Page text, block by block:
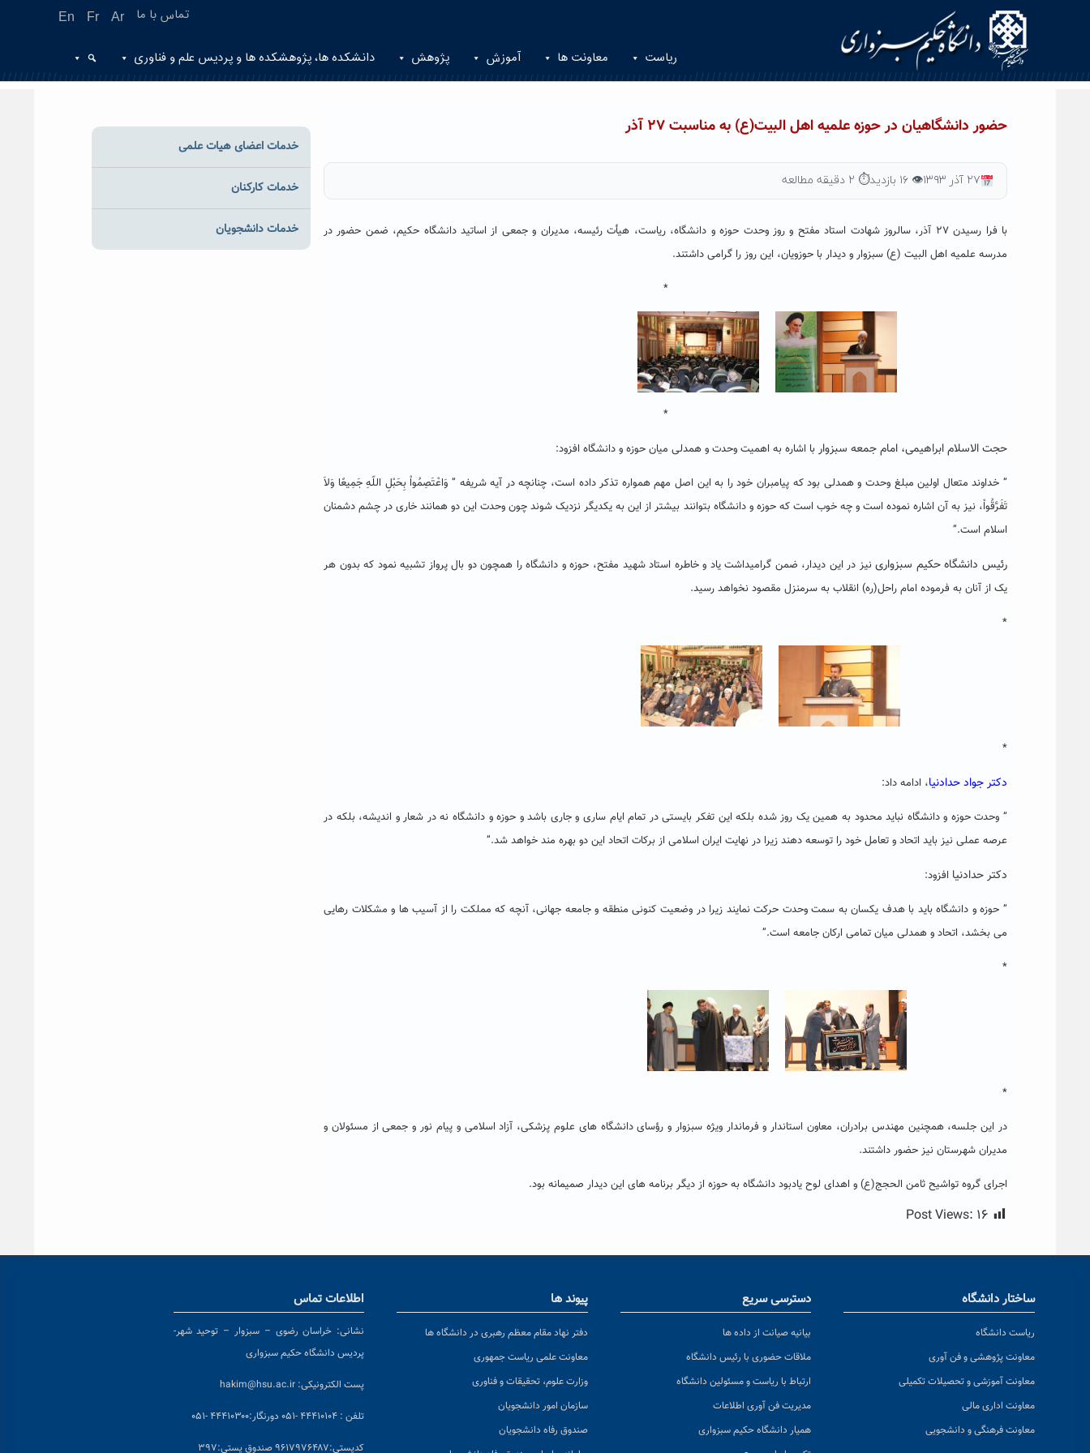
En Fr Ar تماس با ما
ریاست معاونت ها آموزش پژوهش دانشکده ها، پژوهشکده ها و پردیس علم و فناوری
حضور دانشگاهیان در حوزه علمیه اهل البیت(ع) به مناسبت ۲۷ آذر
۲۷ آذر ۱۳۹۳ 👁 ۱۶ بازدید ⏱ ۲ دقیقه مطالعه
با فرا رسیدن ۲۷ آذر، سالروز شهادت استاد مفتح و روز وحدت حوزه و دانشگاه، ریاست، هیأت رئیسه، مدیران و جمعی از اساتید دانشگاه حکیم، ضمن حضور در
مدرسه علمیه اهل البیت (ع) سبزوار و دیدار با حوزویان، این روز را گرامی داشتند.
*
*
حجت الاسلام ابراهیمی، امام جمعه سبزوار با اشاره به اهمیت وحدت و همدلی میان حوزه و دانشگاه افزود:
” خداوند متعال اولین مبلغ وحدت و همدلی بود که پیامبران خود را به این اصل مهم همواره تذکر داده است، چنانچه در آیه شریفه ” وَاعْتَصِمُواْ بِحَبْلِ اللّهِ جَمِیعًا وَلاَ
تَفَرَّقُواْ، نیز به آن اشاره نموده است و چه خوب است که حوزه و دانشگاه بتوانند بیشتر از این به یکدیگر نزدیک شوند چون وحدت این دو همانند خاری در چشم دشمنان
اسلام است.”
رئیس دانشگاه حکیم سبزوارینیز در این دیدار، ضمن گرامیداشت یاد و خاطره استاد شهید مفتح، حوزه و دانشگاه را همچون دو بال پرواز تشبیه نمود که بدون هر
یک از آنان به فرموده امام راحل(ره) انقلاب به سرمنزل مقصود نخواهد رسید.
*
*
دکتر جواد حدادنیا، ادامه داد:
” وحدت حوزه و دانشگاه نباید محدود به همین یک روز شده بلکه این تفکر بایستی در تمام ایام ساری و جاری باشد و حوزه و دانشگاه نه در شعار و اندیشه، بلکه در
عرصه عملی نیز باید اتحاد و تعامل خود را توسعه دهند زیرا در نهایت ایران اسلامی از برکات اتحاد این دو بهره مند خواهد شد.”
دکتر حدادنیا افزود:
” حوزه و دانشگاه باید با هدف یکسان به سمت وحدت حرکت نمایند زیرا در وضعیت کنونی منطقه و جامعه جهانی، آنچه که مملکت را از آسیب ها و مشکلات رهایی
می بخشد، اتحاد و همدلی میان تمامی ارکان جامعه است.”
*
*
در این جلسه، همچنین مهندس برادران، معاون استاندار و فرماندار ویژه سبزوار و رؤسای دانشگاه های علوم پزشکی، آزاد اسلامی و پیام نور و جمعی از مسئولان و
مدیران شهرستان نیز حضور داشتند.
اجرای گروه تواشیح ثامن الحجج(ع) و اهدای لوح یادبود دانشگاه به حوزه از دیگر برنامه های این دیدار صمیمانه بود.
Post Views: ۱۶
خدمات اعضای هیات علمی
خدمات کارکنان
خدمات دانشجویان
ساختار دانشگاه
ریاست دانشگاه
معاونت پژوهشی و فن آوری
معاونت آموزشی و تحصیلات تکمیلی
معاونت اداری مالی
معاونت فرهنگی و دانشجویی
دسترسی سریع
بیانیه صیانت از داده ها
ملاقات حضوری با رئیس دانشگاه
ارتباط با ریاست و مسئولین دانشگاه
مدیریت فن آوری اطلاعات
همیار دانشگاه حکیم سبزواری
پیوند ها
دفتر نهاد مقام معظم رهبری در دانشگاه ها
معاونت علمی ریاست جمهوری
وزارت علوم، تحقیقات و فناوری
سازمان امور دانشجویان
صندوق رفاه دانشجویان
اطلاعات تماس
نشانی: خراسان رضوی – سبزوار – توحید شهر-
پردیس دانشگاه حکیم سبزواری
پست الکترونیکی: hakim@hsu.ac.ir
تلفن : ۴۴۴۱۰۱۰۴ -۰۵۱ دورنگار:۴۴۴۱۰۳۰۰ -۰۵۱
کدپستی:۹۶۱۷۹۷۶۴۸۷ صندوق پستی:۳۹۷